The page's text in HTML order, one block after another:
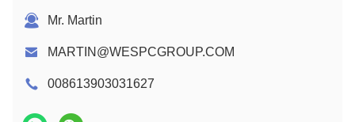
Mr. Martin
MARTIN@WESPCGROUP.COM
008613903031627